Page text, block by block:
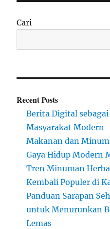
Cari
Recent Posts
Berita Digital
Masyarakat Modern
Makanan dan
Gaya Hidup Modern
Tren Minuman
Kembali Populer di
Panduan Sarapan
untuk Menurunkan
Lemas